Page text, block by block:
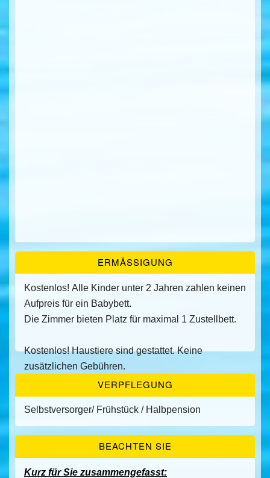
ERMÄSSIGUNG
Kostenlos! Alle Kinder unter 2 Jahren zahlen keinen
Aufpreis für ein Babybett.
Die Zimmer bieten Platz für maximal 1 Zustellbett.
Kostenlos! Haustiere sind gestattet. Keine
zusätzlichen Gebühren.
VERPFLEGUNG
Selbstversorger/ Frühstück / Halbpension
BEACHTEN SIE
Kurz für Sie zusammengefasst: